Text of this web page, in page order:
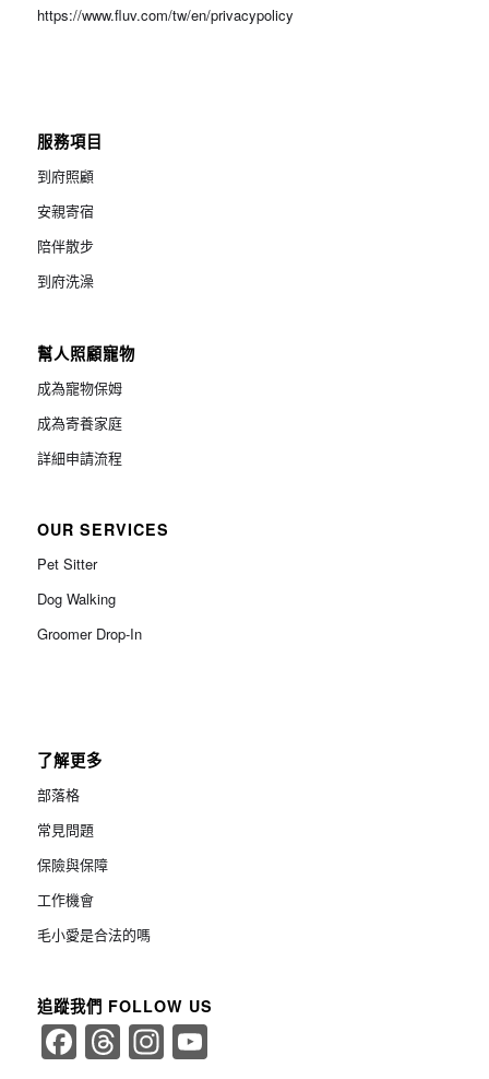
https://www.fluv.com/tw/en/privacypolicy
服務項目
到府照顧
安親寄宿
陪伴散步
到府洗澡
幫人照顧寵物
成為寵物保姆
成為寄養家庭
詳細申請流程
OUR SERVICES
Pet Sitter
Dog Walking
Groomer Drop-In
了解更多
部落格
常見問題
保險與保障
工作機會
毛小愛是合法的嗎
追蹤我們 FOLLOW US
Facebook
Threads
Instagram
YouTube